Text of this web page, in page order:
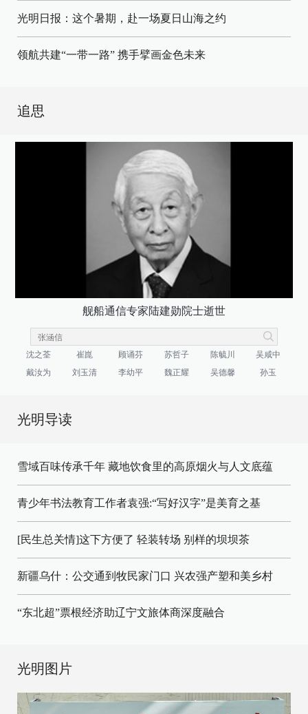
光明日报：这个暑期，赴一场夏日山海之约
领航共建“一带一路” 携手擘画金色未来
追思
舰船通信专家陆建勋院士逝世
沈之荃 崔崑 顾诵芬 苏哲子 陈毓川
吴咸中
戴汝为
刘玉清 李幼平 魏正耀 吴德馨 孙玉
光明导读
雪域百味传承千年 藏地饮食里的高原烟火与人文底蕴
青少年书法教育工作者袁强:“写好汉字”是美育之基
[民生总关情]这下方便了 轻装转场 别样的坝坝茶
新疆乌什：公交通到牧民家门口 兴农强产塑和美乡村
“东北超”票根经济助辽宁文旅体商深度融合
光明图片